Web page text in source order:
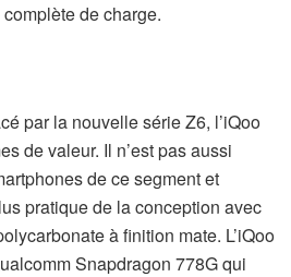
de charge.
par la nouvelle série Z6, l’iQoo
de valeur. Il n’est pas aussi
de ce segment et
pratique de la conception avec
à finition mate. L’iQoo
Snapdragon 778G qui